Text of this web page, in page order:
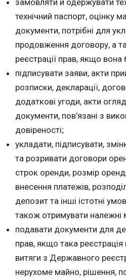
технічний паспорт, оцінку
документи, потрібні для
продовження договору, а
реєстрації прав, якщо вона
підписувати заяви, акти
розписки, декларації,
додаткові угоди, акти
документи, пов'язані з
довіреності;
укладати, підписувати,
та розривати договори
строк оренди, розмір
внесення платежів,
депозит та інші істотні
також отримувати належні
подавати документи для
прав, якщо така реєстрація
витяги з Державного
нерухоме майно, рішення,